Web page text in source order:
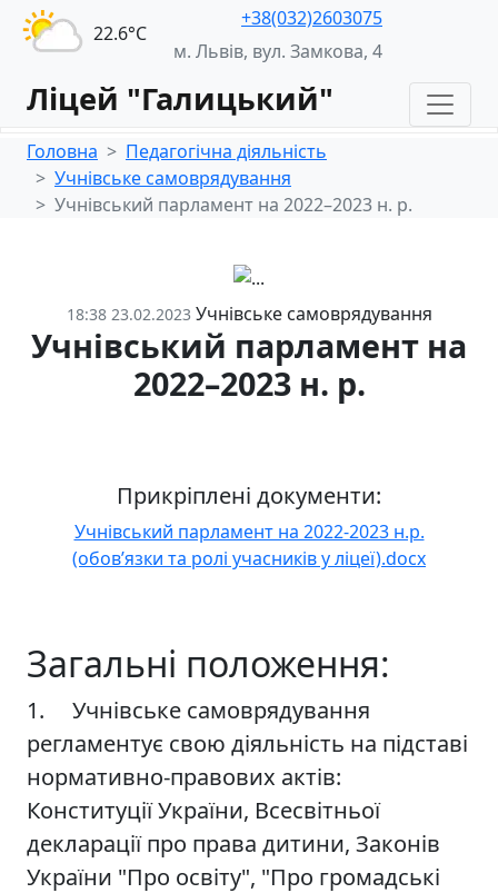
22.6°С
+38(032)2603075
м. Львів, вул. Замкова, 4
Ліцей "Галицький"
Головна
Педагогічна діяльність
Учнівське самоврядування
Учнівський парламент на 2022–2023 н. р.
18:38 23.02.2023 Учнівське самоврядування
Учнівський парламент на
2022–2023 н. р.
Прикріплені документи:
Учнівський парламент на 2022-2023 н.р.
(обов’язки та ролі учасників у ліцеї).docx
Загальні положення:
1. Учнівське самоврядування
регламентує свою діяльність на підставі
нормативно-правових актів:
Конституції України, Всесвітньої
декларації про права дитини, Законів
України "Про освіту", "Про громадські